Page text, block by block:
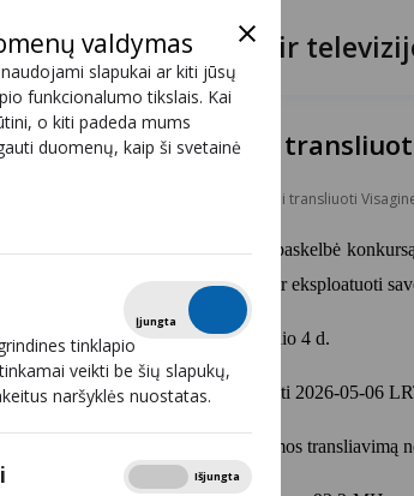
valdymas
slapukai ar kiti jūsų
funkcionalumo tikslais. Kai
o kiti padeda mums
duomenų, kaip ši svetainė
Tikrinti
Įjungta
tinklapio
veikti be šių slapukų,
naršyklės nuostatas.
Rodyti Išjungta
Lietuvos radijo ir
radijo programai
Konkursas radijo programai transliuoti
ir televizijos komisija (LRTK) paskelbė
Visagine, suteikiančiai teisę įrengti ir eksploatuoti
terminas – iki 2026 m. birželio 4 d.
konkurso sąlygomis galite susipažinti 2026-05-06
turi pradėti radijo programos